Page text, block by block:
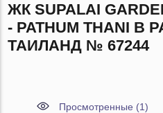
ЖК SUPALAI
- PATHUM THANI В
ТАИЛАНД № 67244
Просмотренные (1)